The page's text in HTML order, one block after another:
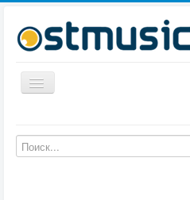
Включить/выключить навигацию
Музыка из мультфильмов